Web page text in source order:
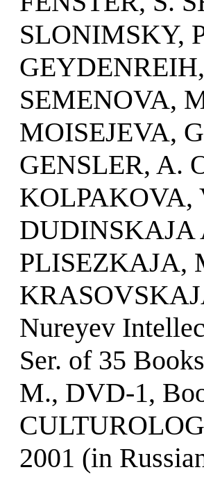
SLONIMSKY,
SEMENOVA,
MOISEJEVA,
GENSLER, A.
KOLPAKOVA,
DUDINSKAJA
PLISEZKAJA,
Nureyev
Ser. of 35
M., DVD-1,
2001 (in